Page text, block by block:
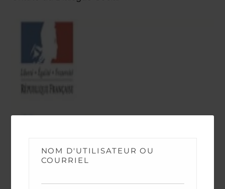
NOM D'UTILISATEUR OU
COURRIEL